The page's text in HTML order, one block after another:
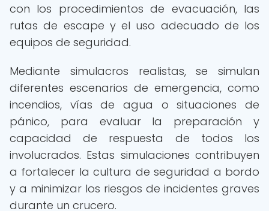
con los procedimientos de evacuación, las
rutas de escape y el uso adecuado de los
equipos de seguridad.
Mediante simulacros realistas, se simulan
diferentes escenarios de emergencia, como
incendios, vías de agua o situaciones de
pánico, para evaluar la preparación y
capacidad de respuesta de todos los
involucrados. Estas simulaciones contribuyen
a fortalecer la cultura de seguridad a bordo
y a minimizar los riesgos de incidentes graves
durante un crucero.